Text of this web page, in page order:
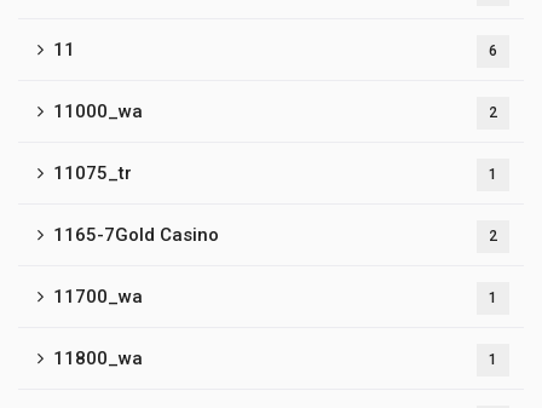
11 6
11000_wa 2
11075_tr 1
1165-7Gold Casino 2
11700_wa 1
11800_wa 1